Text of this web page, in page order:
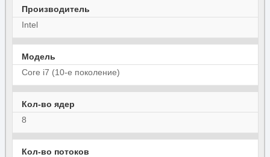
Производитель
Intel
Модель
Core i7 (10-е поколение)
Кол-во ядер
8
Кол-во потоков